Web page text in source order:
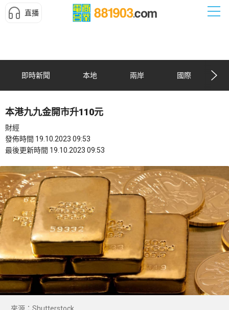
直播
即時新聞 本地 兩岸 國際
本港九九金開市升110元
財經
發佈時間 19.10.2023 09:53
最後更新時間 19.10.2023 09:53